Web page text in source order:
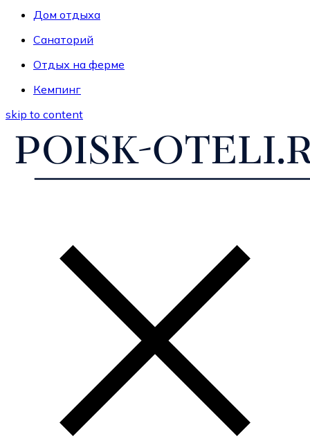
Дом отдыха
Санаторий
Отдых на ферме
Кемпинг
skip to content